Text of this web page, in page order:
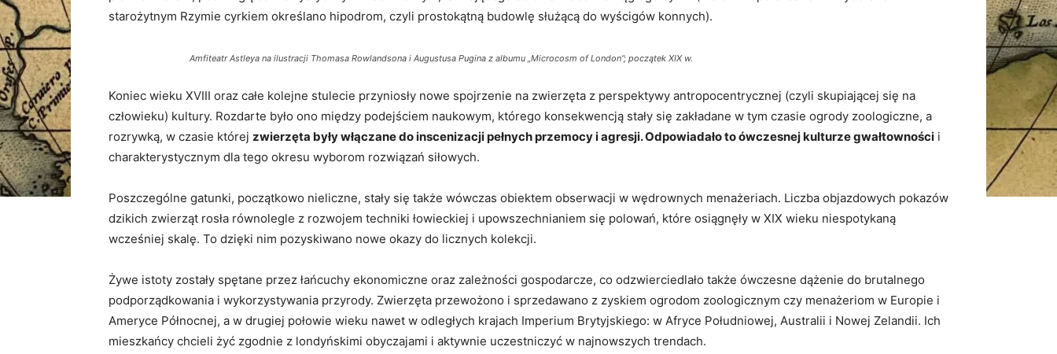
starożytnym Rzymie cyrkiem określano hipodrom, czyli prostokątną budowlę służącą do wyścigów konnych).
Amfiteatr Astleya na ilustracji Thomasa Rowlandsona i Augustusa Pugina z albumu „Microcosm of London”; początek XIX w.
Koniec wieku XVIII oraz całe kolejne stulecie przyniosły nowe spojrzenie na zwierzęta z perspektywy antropocentrycznej (czyli skupiającej się na
człowieku) kultury. Rozdarte było ono między podejściem naukowym, którego konsekwencją stały się zakładane w tym czasie ogrody zoologiczne, a
rozrywką, w czasie której zwierzęta były włączane do inscenizacji pełnych przemocy i agresji. Odpowiadało to ówczesnej kulturze gwałtowności i
charakterystycznym dla tego okresu wyborom rozwiązań siłowych.
Poszczególne gatunki, początkowo nieliczne, stały się także wówczas obiektem obserwacji w wędrownych menażeriach. Liczba objazdowych pokazów
dzikich zwierząt rosła równolegle z rozwojem techniki łowieckiej i upowszechnianiem się polowań, które osiągnęły w XIX wieku niespotykaną
wcześniej skalę. To dzięki nim pozyskiwano nowe okazy do licznych kolekcji.
Żywe istoty zostały spętane przez łańcuchy ekonomiczne oraz zależności gospodarcze, co odzwierciedlało także ówczesne dążenie do brutalnego
podporządkowania i wykorzystywania przyrody. Zwierzęta przewożono i sprzedawano z zyskiem ogrodom zoologicznym czy menażeriom w Europie i
Ameryce Północnej, a w drugiej połowie wieku nawet w odległych krajach Imperium Brytyjskiego: w Afryce Południowej, Australii i Nowej Zelandii. Ich
mieszkańcy chcieli żyć zgodnie z londyńskimi obyczajami i aktywnie uczestniczyć w najnowszych trendach.